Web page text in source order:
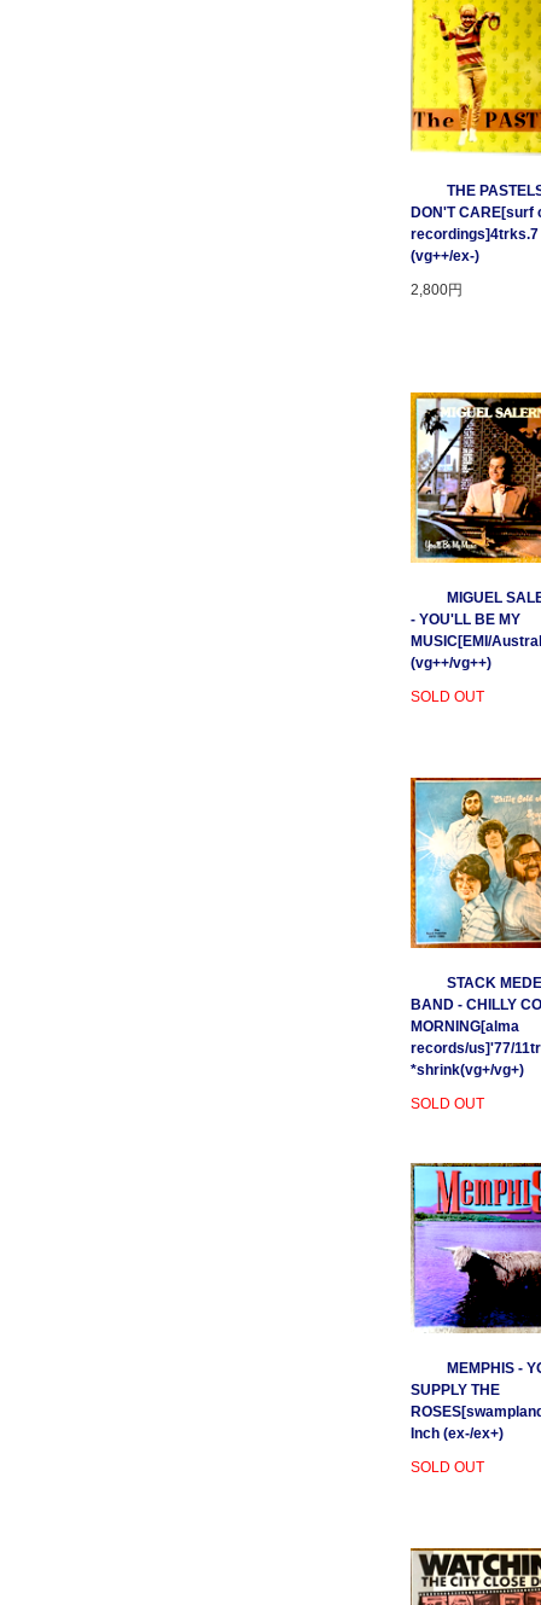
THE
DON'T CARE[surf
recordings]4trks.7
(vg++/ex-)
2,800円
MIGUEL
- YOU'LL BE MY
MUSIC[EMI/
(vg++/vg++)
SOLD OUT
STACK
BAND - CHILLY
MORNING[alma
records/us]'77/
*shrink(vg+/vg+)
SOLD OUT
MEMPHIS -
SUPPLY THE
Inch (ex-/ex+)
SOLD OUT